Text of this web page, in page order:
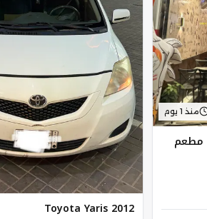
منذ 1 يوم
مطعم
Toyota Yaris 2012